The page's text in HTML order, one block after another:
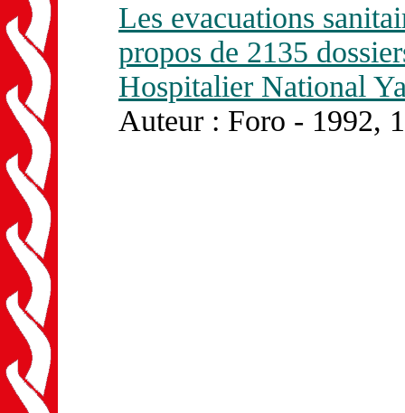
Les evacuations
propos de 2135
Hospitalier National
Auteur : Foro - 1992,